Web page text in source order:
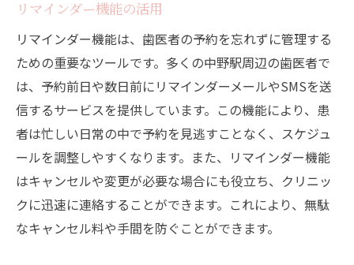
リマインダー機能の活用
リマインダー機能は、歯医者の予約を忘れずに管理する
ための重要なツールです。多くの中野駅周辺の歯医者で
は、予約前日や数日前にリマインダーメールやSMSを送
信するサービスを提供しています。この機能により、患
者は忙しい日常の中で予約を見逃すことなく、スケジュ
ールを調整しやすくなります。また、リマインダー機能
はキャンセルや変更が必要な場合にも役立ち、クリニッ
クに迅速に連絡することができます。これにより、無駄
なキャンセル料や手間を防ぐことができます。